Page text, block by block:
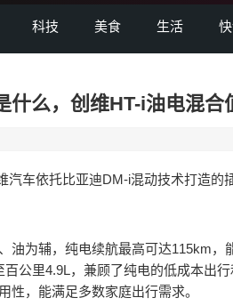
科技 美食 生活
什么，创维HT-i油电混合
车依托比亚迪DM-i混动技术打造的
为辅，纯电续航最高可达115km，
公里4.9L，兼顾了纯电的低成本出
性，能满足多数家庭出行需求。